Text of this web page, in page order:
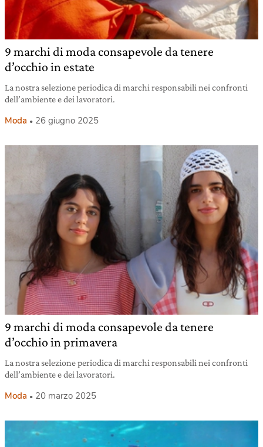
9 marchi di moda consapevole da tenere
d’occhio in estate
La nostra selezione periodica di marchi responsabili nei confronti
dell’ambiente e dei lavoratori.
Moda 26 giugno 2025
9 marchi di moda consapevole da tenere
d’occhio in primavera
La nostra selezione periodica di marchi responsabili nei confronti
dell’ambiente e dei lavoratori.
Moda 20 marzo 2025